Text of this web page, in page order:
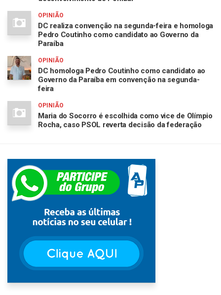
OPINIÃO
DC realiza convenção na segunda-feira e homologa
Pedro Coutinho como candidato ao Governo da
Paraíba
OPINIÃO
DC homologa Pedro Coutinho como candidato ao
Governo da Paraíba em convenção na segunda-
feira
OPINIÃO
Maria do Socorro é escolhida como vice de Olímpio
Rocha, caso PSOL reverta decisão da federação